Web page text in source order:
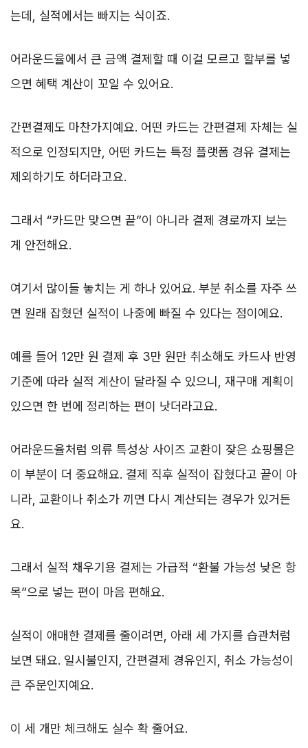
는데, 실적에서는 빠지는 식이죠.
어라운드율에서 큰 금액 결제할 때 이걸 모르고 할부를 넣
으면 혜택 계산이 꼬일 수 있어요.
간편결제도 마찬가지예요. 어떤 카드는 간편결제 자체는 실
적으로 인정되지만, 어떤 카드는 특정 플랫폼 경유 결제는
제외하기도 하더라고요.
그래서 “카드만 맞으면 끝”이 아니라 결제 경로까지 보는
게 안전해요.
여기서 많이들 놓치는 게 하나 있어요. 부분 취소를 자주 쓰
면 원래 잡혔던 실적이 나중에 빠질 수 있다는 점이에요.
예를 들어 12만 원 결제 후 3만 원만 취소해도 카드사 반영
기준에 따라 실적 계산이 달라질 수 있으니, 재구매 계획이
있으면 한 번에 정리하는 편이 낫더라고요.
어라운드율처럼 의류 특성상 사이즈 교환이 잦은 쇼핑몰은
이 부분이 더 중요해요. 결제 직후 실적이 잡혔다고 끝이 아
니라, 교환이나 취소가 끼면 다시 계산되는 경우가 있거든
요.
그래서 실적 채우기용 결제는 가급적 “환불 가능성 낮은 항
목”으로 넣는 편이 마음 편해요.
실적이 애매한 결제를 줄이려면, 아래 세 가지를 습관처럼
보면 돼요. 일시불인지, 간편결제 경유인지, 취소 가능성이
큰 주문인지예요.
이 세 개만 체크해도 실수 확 줄어요.